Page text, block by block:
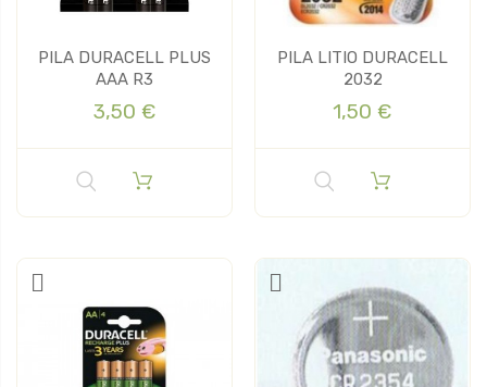
PILA DURACELL PLUS
AAA R3
3,50 €
PILA LITIO DURACELL
2032
1,50 €